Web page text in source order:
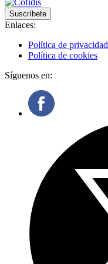
Suscríbete
Enlaces:
Política de privacidad
Política de cookies
Síguenos en: